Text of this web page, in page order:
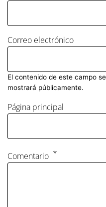
Correo electrónico
El contenido de este campo
mostrará públicamente.
Página principal
Comentario